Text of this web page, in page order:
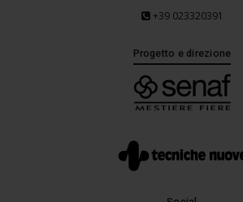
+39 023320391
Progetto e direzione